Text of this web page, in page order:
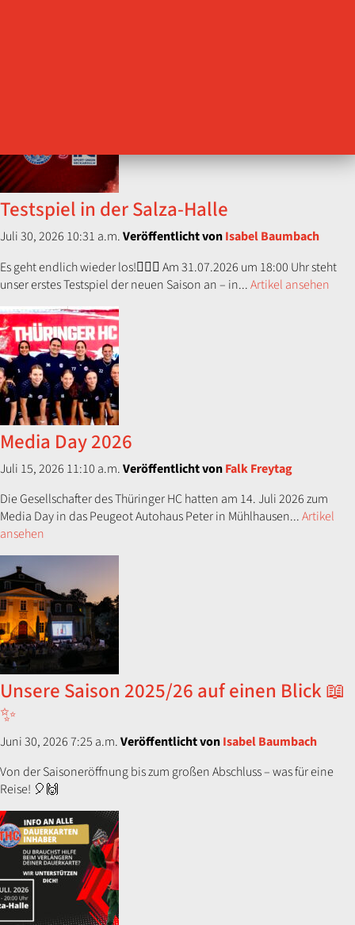
Testspiel in der Salza-Halle
Juli 30, 2026 10:31 a.m.Veröffentlicht vonIsabel Baumbach
Es geht endlich wieder los!😮‍💨🤝 Am 31.07.2026 um 18:00 Uhr steht
unser erstes Testspiel der neuen Saison an – in...Artikel ansehen
Media Day 2026
Juli 15, 2026 11:10 a.m.Veröffentlicht vonFalk Freytag
Die Gesellschafter des Thüringer HC hatten am 14. Juli 2026 zum
Media Day in das Peugeot Autohaus Peter in Mühlhausen...Artikel
ansehen
Unsere Saison 2025/26 auf einen Blick 📖
✨
Juni 30, 2026 7:25 a.m.Veröffentlicht vonIsabel Baumbach
Von der Saisoneröffnung bis zum großen Abschluss – was für eine
Reise! 🎈🙌